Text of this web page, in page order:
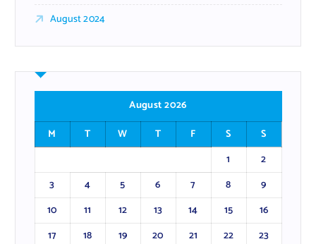
August 2024
August 2026
M
T W T F S
S
1
2
3
4 5 6 7 8
9
10
11 12 13 14 15
16
17
18 19 20 21 22
23